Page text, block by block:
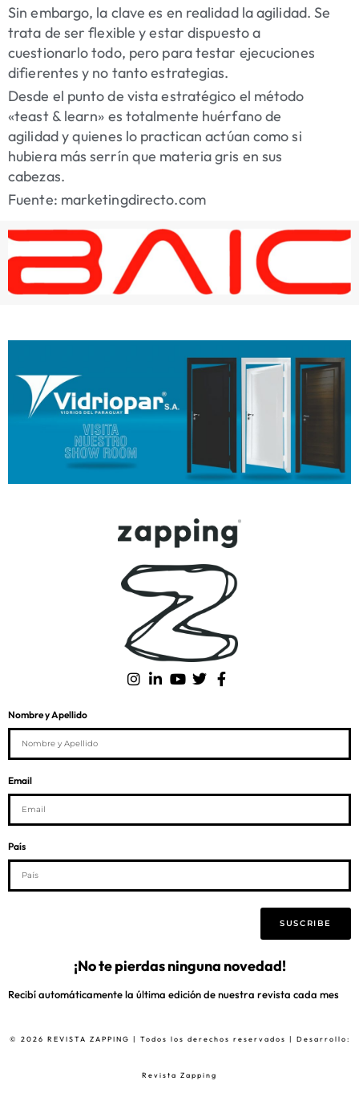
Sin embargo, la clave es en realidad la agilidad. Se
trata de ser flexible y estar dispuesto a
cuestionarlo todo, pero para testar ejecuciones
difierentes y no tanto estrategias.
Desde el punto de vista estratégico el método
«teast & learn» es totalmente huérfano de
agilidad y quienes lo practican actúan como si
hubiera más serrín que materia gris en sus
cabezas.
Fuente: marketingdirecto.com
Nombre y Apellido
Email
País
SUSCRIBE
¡No te pierdas ninguna novedad!
Recibí automáticamente la última edición de nuestra revista cada mes
© 2026 REVISTA ZAPPING | Todos los derechos reservados | Desarrollo:
Revista Zapping